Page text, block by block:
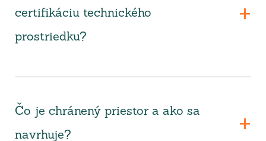
certifikáciu technického
prostriedku?
Čo je chránený priestor a ako sa
navrhuje?